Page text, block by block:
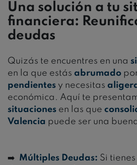
Una solución a tu
financiera:
deudas
Quizás te encuentres en una
en la que estás abrumado
pendientes y necesitas
económica. Aquí te
situaciones en las que
Valencia puede ser una
➡️ Múltiples Deudas: Si tienes